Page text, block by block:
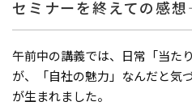
セミナーを終えての感
午前中の講義では、日常「当た
が、「自社の魅力」なんだと気
が生まれました。